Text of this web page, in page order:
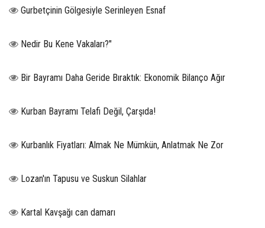
Gurbetçinin Gölgesiyle Serinleyen Esnaf
Nedir Bu Kene Vakaları?"
Bir Bayramı Daha Geride Bıraktık: Ekonomik Bilanço Ağır
Kurban Bayramı Telafi Değil, Çarşıda!
Kurbanlık Fiyatları: Almak Ne Mümkün, Anlatmak Ne Zor
Lozan'ın Tapusu ve Suskun Silahlar
Kartal Kavşağı can damarı